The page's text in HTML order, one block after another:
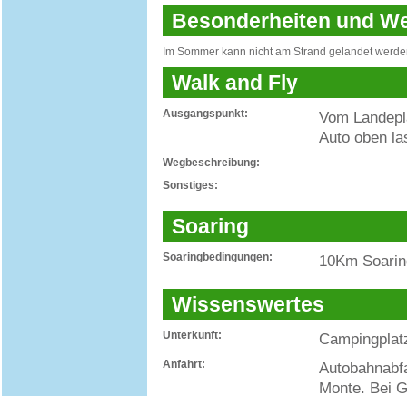
Besonderheiten und
Im Sommer kann nicht am Strand gelandet
Walk and Fly
Ausgangspunkt:
Vom
Auto oben
Wegbeschreibung:
Sonstiges:
Soaring
Soaringbedingungen: 10Km
Wissenswertes
Unterkunft:
Anfahrt:
Monte. Bei